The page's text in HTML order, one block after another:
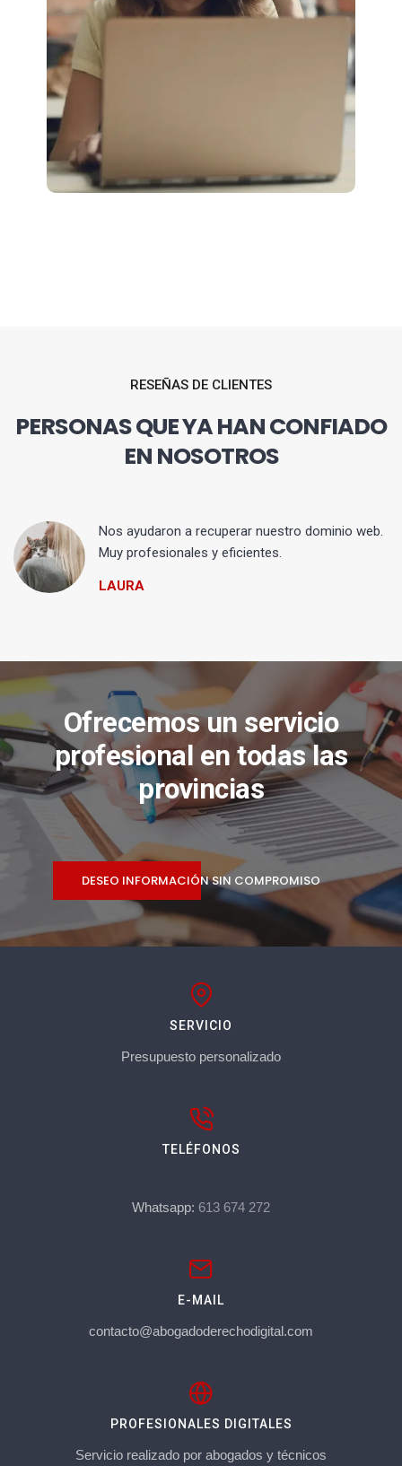
RESEÑAS DE CLIENTES
PERSONAS QUE YA HAN CONFIADO
EN NOSOTROS
Nos ayudaron a recuperar nuestro dominio web.
Muy profesionales y eficientes.
LAURA
Ofrecemos un servicio
profesional en todas las
provincias
DESEO INFORMACIÓN SIN COMPROMISO
SERVICIO
Presupuesto personalizado
TELÉFONOS
Whatsapp: 613 674 272
E-MAIL
contacto@abogadoderechodigital.com
PROFESIONALES DIGITALES
Servicio realizado por abogados y técnicos